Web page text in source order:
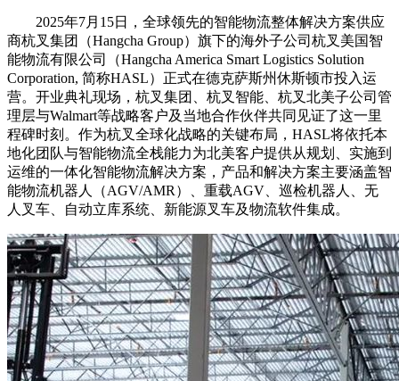
2025年7月15日，全球领先的智能物流整体解决方案供应
商杭叉集团（Hangcha Group）旗下的海外子公司杭叉美国智
能物流有限公司（Hangcha America Smart Logistics Solution
Corporation, 简称HASL）正式在德克萨斯州休斯顿市投入运
营。开业典礼现场，杭叉集团、杭叉智能、杭叉北美子公司管
理层与Walmart等战略客户及当地合作伙伴共同见证了这一里
程碑时刻。作为杭叉全球化战略的关键布局，HASL将依托本
地化团队与智能物流全栈能力为北美客户提供从规划、实施到
运维的一体化智能物流解决方案，产品和解决方案主要涵盖智
能物流机器人（AGV/AMR）、重载AGV、巡检机器人、无
人叉车、自动立库系统、新能源叉车及物流软件集成。